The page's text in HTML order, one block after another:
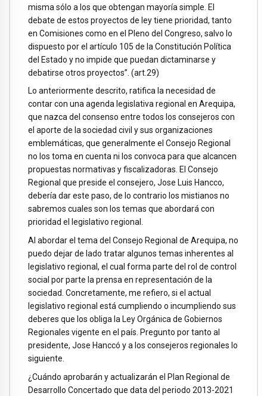
misma sólo a los que obtengan mayoría simple. El
debate de estos proyectos de ley tiene prioridad, tanto
en Comisiones como en el Pleno del Congreso, salvo lo
dispuesto por el artículo 105 de la Constitución Política
del Estado y no impide que puedan dictaminarse y
debatirse otros proyectos”. (art.29)
Lo anteriormente descrito, ratifica la necesidad de
contar con una agenda legislativa regional en Arequipa,
que nazca del consenso entre todos los consejeros con
el aporte de la sociedad civil y sus organizaciones
emblemáticas, que generalmente el Consejo Regional
no los toma en cuenta ni los convoca para que alcancen
propuestas normativas y fiscalizadoras. El Consejo
Regional que preside el consejero, Jose Luis Hancco,
debería dar este paso, de lo contrario los mistianos no
sabremos cuales son los temas que abordará con
prioridad el legislativo regional.
Al abordar el tema del Consejo Regional de Arequipa, no
puedo dejar de lado tratar algunos temas inherentes al
legislativo regional, el cual forma parte del rol de control
social por parte la prensa en representación de la
sociedad. Concretamente, me refiero, si el actual
legislativo regional está cumpliendo o incumpliendo sus
deberes que los obliga la Ley Orgánica de Gobiernos
Regionales vigente en el país. Pregunto por tanto al
presidente, Jose Hanccó y a los consejeros regionales lo
siguiente.
¿Cuándo aprobarán y actualizarán el Plan Regional de
Desarrollo Concertado que data del periodo 2013-2021